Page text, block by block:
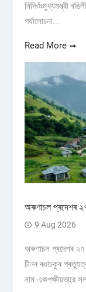
নিদিওঁঃমুখ্যমন্ত্রী
পৰ্যালোচনা...
Read More
অৰুণাচল প্ৰদেশৰ
9 Aug 2026
অৰুণাচল প্ৰদেশৰ ২৭
চীনৰ ৰঙাচকুৰ
নাম একপক্ষীয়ভাৱে